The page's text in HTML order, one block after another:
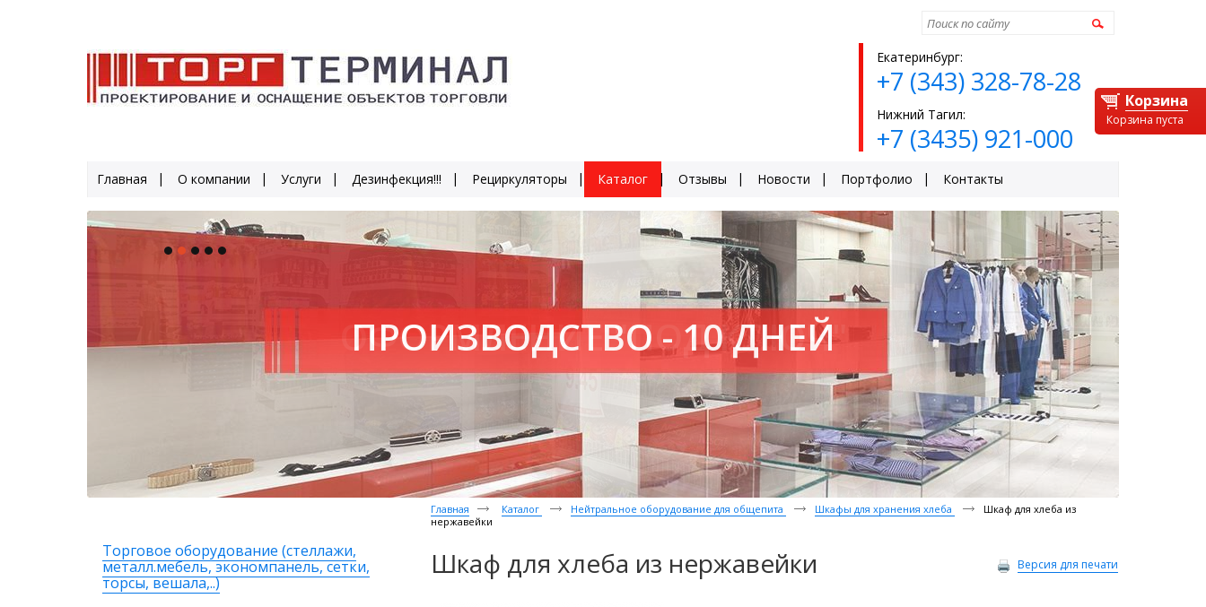
Екатеринбург:
+7 (343) 328-78-28
Нижний Тагил:
+7 (3435) 921-000
Главная О компании Услуги Дезинфекция!!! Рециркуляторы Каталог Отзывы Новости Портфолио Контакты
Корзина
Корзина пуста
ПРОИЗВОДСТВО - 10 ДНЕЙ
Торговое оборудование (стеллажи,
металл.мебель, экономпанель, сетки,
торсы, вешала,..)
Главная Каталог Нейтральное оборудование для общепита Шкафы для хранения хлеба
Шкаф для хлеба из
нержавейки
Шкаф для хлеба из нержавейки Версия для печати